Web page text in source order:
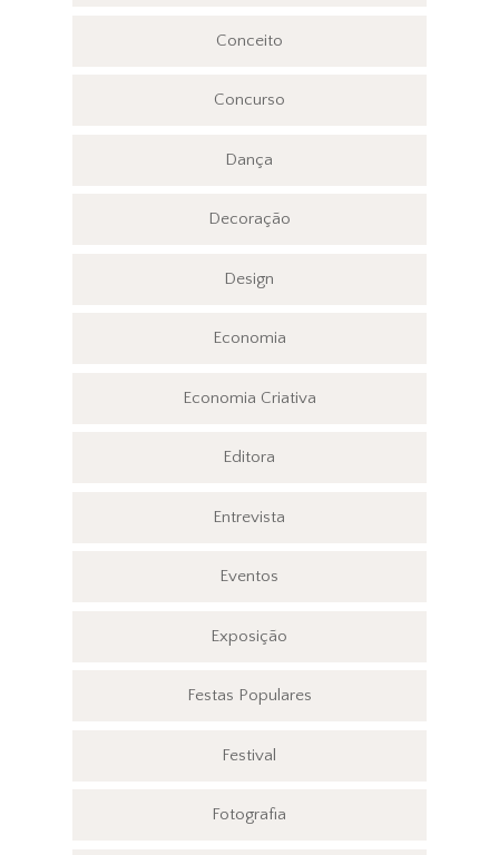
Conceito
Concurso
Dança
Decoração
Design
Economia
Economia Criativa
Editora
Entrevista
Eventos
Exposição
Festas Populares
Festival
Fotografia